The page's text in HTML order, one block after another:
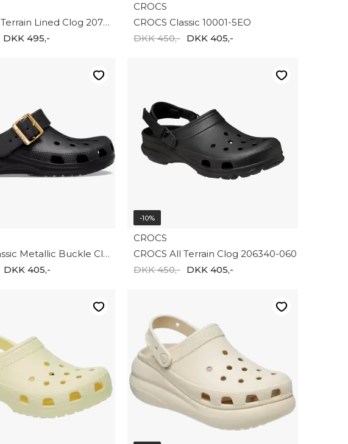
CROCS All Terrain Lined Clog 207936-267
DKK 495,-
CROCS
CROCS Classic 10001-5EO
DKK 450,- DKK 405,-
CROCS Classic Metallic Buckle Clog 213543-001
DKK 405,-
-10%
CROCS
CROCS All Terrain Clog 206340-060
DKK 450,- DKK 405,-